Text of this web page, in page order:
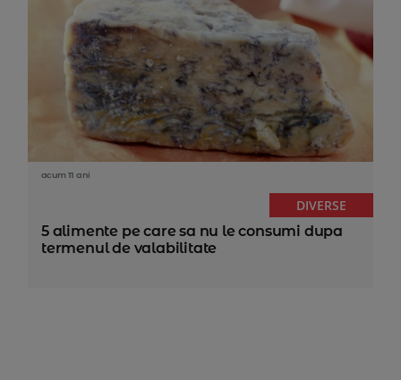
acum 11 ani
DIVERSE
5 alimente pe care sa nu le consumi dupa
termenul de valabilitate